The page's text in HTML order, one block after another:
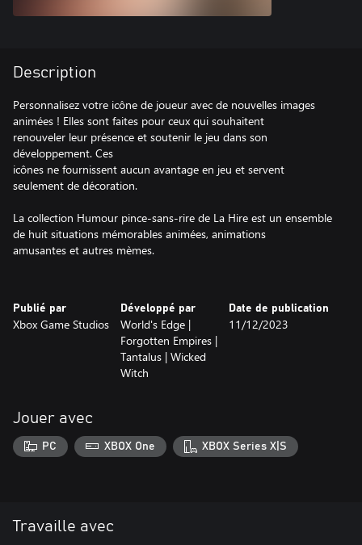
Description
Personnalisez votre icône de joueur avec de nouvelles images
animées ! Elles sont faites pour ceux qui souhaitent
renouveler leur présence et soutenir le jeu dans son
développement. Ces
icônes ne fournissent aucun avantage en jeu et servent
seulement de décoration.
La collection Humour pince-sans-rire de La Hire est un ensemble
de huit situations mémorables animées, animations
amusantes et autres mèmes.
Publié par
Xbox Game Studios
Développé par
World's Edge |
Forgotten Empires |
Tantalus | Wicked
Witch
Date de publication
11/12/2023
Jouer avec
PC XBOX One XBOX Series X|S
Travaille avec